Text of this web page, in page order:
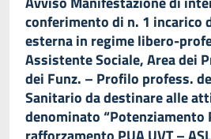
conferimento di n. 1 incarico
esterna in regime libero-
Assistente Sociale, Area dei
dei Funz. – Profilo profess.
Sanitario da destinare alle
denominato “Potenziamento